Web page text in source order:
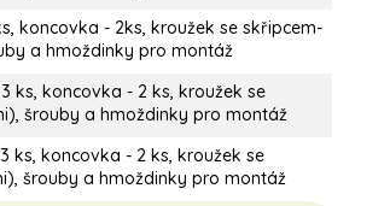
koncovka - 2ks, kroužek se skřipcem-
a hmoždinky pro montáž
ks, koncovka - 2 ks, kroužek se
šrouby a hmoždinky pro montáž
ks, koncovka - 2 ks, kroužek se
šrouby a hmoždinky pro montáž